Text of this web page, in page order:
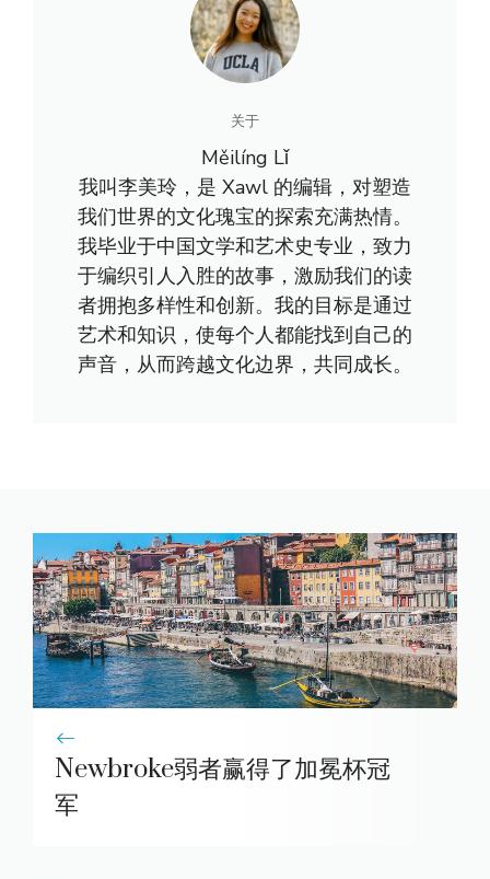
关于
Měilíng Lǐ
我叫李美玲，是 Xawl 的编辑，对塑造
我们世界的文化瑰宝的探索充满热情。
我毕业于中国文学和艺术史专业，致力
于编织引人入胜的故事，激励我们的读
者拥抱多样性和创新。我的目标是通过
艺术和知识，使每个人都能找到自己的
声音，从而跨越文化边界，共同成长。
Newbroke弱者赢得了加冕杯冠
军